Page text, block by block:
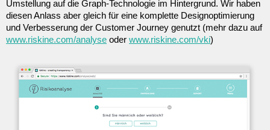
Umstellung auf die Graph-Technologie im Hintergrund. Wir haben
diesen Anlass aber gleich für eine komplette Designoptimierung
und Verbesserung der Customer Journey genutzt (mehr dazu auf
www.riskine.com/analyse oder www.riskine.com/vki)